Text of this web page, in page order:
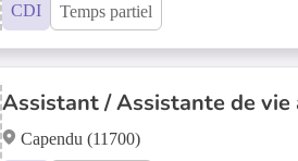
CDI Temps partiel
Assistant / Assistante de vie
Capendu (11700)